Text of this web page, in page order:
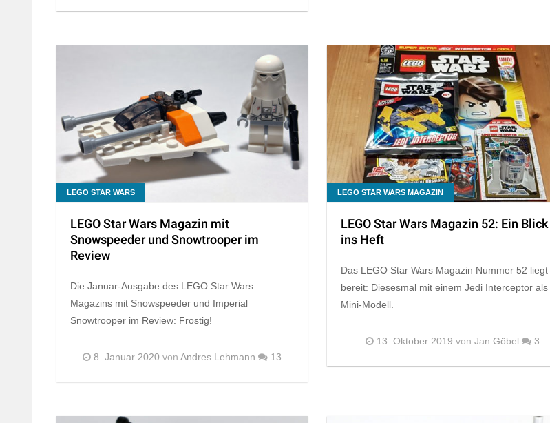
LEGO STAR WARS
LEGO Star Wars Magazin mit
Snowspeeder und Snowtrooper im
Review
Die Januar-Ausgabe des LEGO Star Wars
Magazins mit Snowspeeder und Imperial
Snowtrooper im Review: Frostig!
8. Januar 2020 von Andres Lehmann 13
LEGO STAR WARS MAGAZIN
LEGO Star Wars Magazin 52: Ein Blick
ins Heft
Das LEGO Star Wars Magazin Nummer 52 liegt
bereit: Diesesmal mit einem Jedi Interceptor als
Mini-Modell.
13. Oktober 2019 von Jan Göbel 3